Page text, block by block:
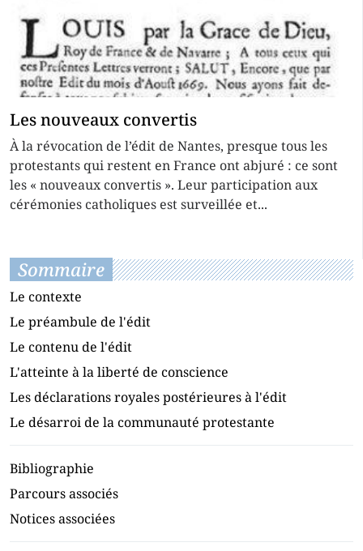
Les nouveaux convertis
À la révocation de l’édit de Nantes, presque tous les
protestants qui restent en France ont abjuré : ce sont
les « nouveaux convertis ». Leur participation aux
cérémonies catholiques est surveillée et...
Sommaire
Le contexte
Le préambule de l'édit
Le contenu de l'édit
L'atteinte à la liberté de conscience
Les déclarations royales postérieures à l'édit
Le désarroi de la communauté protestante
Bibliographie
Parcours associés
Notices associées